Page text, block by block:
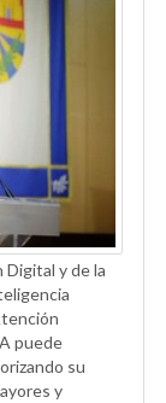
Digital y de la
puede
su
y